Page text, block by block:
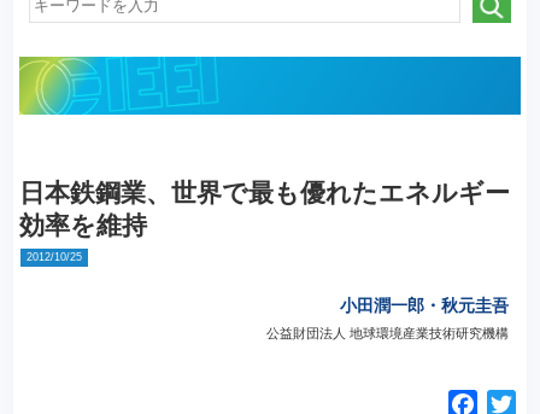
日本鉄鋼業、世界で最も優れたエネルギー
効率を維持
2012/10/25
小田潤一郎・秋元圭吾
公益財団法人 地球環境産業技術研究機構